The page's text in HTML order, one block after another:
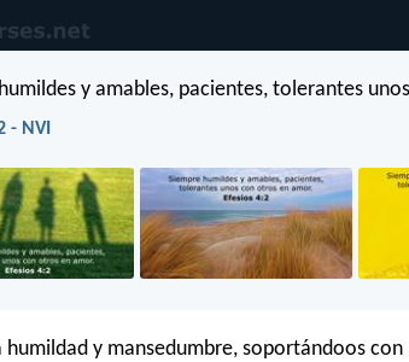
y amables, pacientes, tolerantes
- NVI
humildad y mansedumbre, soportándoos